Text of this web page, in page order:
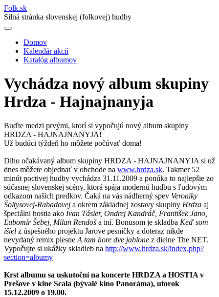
Folk.sk
Silná stránka slovenskej (folkovej) hudby
Main
navigation
Domov
Kalendár akcií
Katalóg albumov
Vychádza nový album skupiny
Hrdza - Hajnajnanyja
Buďte medzi prvými, ktorí si vypočujú nový album skupiny
HRDZA - HAJNAJNANYJA!
Už budúci týždeň ho môžete počúvať doma!
Dlho očakávaný album skupiny HRDZA - HAJNAJNANYJA si už
dnes môžete objednať v obchode na www.hrdza.sk. Takmer 52
minút poctivej hudby vychádza 31.11.2009 a ponúka to najlepšie zo
súčasnej slovenskej scény, ktorá spája modernú hudbu s ľudovým
odkazom našich predkov. Čaká na vás nádherný spev Veroniky
Šoltysovej-Rabadovej a okrem základnej zostavy skupiny Hrdza aj
špeciálni hostia ako Ivan Tásler, Ondrej Kandráč, František Jano,
Ľubomír Šebej, Milan Rendoša iní. Bonusom je skladba Keď som
išiel z úspešného projektu Jarove pesničky a doteraz nikde
nevydaný remix piesne A tam hore dve jablone z dielne The NET.
Vypočujte si ukážky skladieb na http://www.hrdza.sk/index.php?
section=albumy
Krst albumu sa uskutoční na koncerte HRDZA a HOSTIA v
Prešove v kine Scala (bývalé kino Panoráma), utorok
15.12.2009 o 19.00.